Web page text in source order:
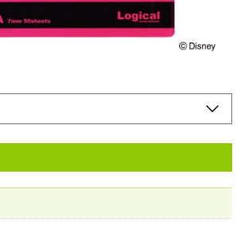
美しく見せるロジカルノート。ページを切り
!!セパレートリングで筆記時に手に当たりに